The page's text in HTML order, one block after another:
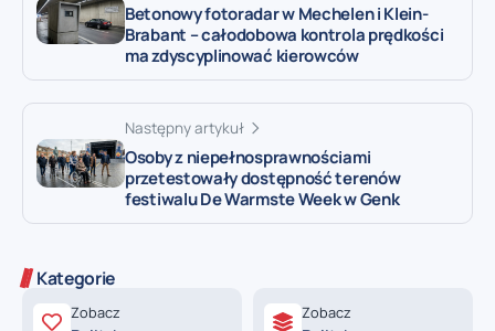
Betonowy fotoradar w Mechelen i Klein-
Brabant – całodobowa kontrola prędkości
ma zdyscyplinować kierowców
Następny artykuł
Osoby z niepełnosprawnościami
przetestowały dostępność terenów
festiwalu De Warmste Week w Genk
Kategorie
Zobacz Zobacz